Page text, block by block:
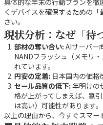
くデバイスを確保するための
さい。
現状分析：なぜ「待
部材の奪い合い: AIサーバー
NANDフラッシュ（メモリ
れています。
円安の定着: 日本国内の価格
セール品質の低下: 年明けの
格が上がってしまえば、割
は高い）可能性があります。
以上の理由から、今すぐスマー